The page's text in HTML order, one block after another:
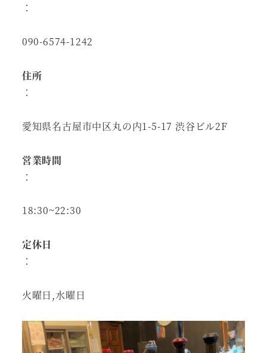
：
090-6574-1242
住所
：
愛知県名古屋市中区丸の内1-5-17 渋谷ビル2F
営業時間
：
18:30~22:30
定休日
：
火曜日,水曜日